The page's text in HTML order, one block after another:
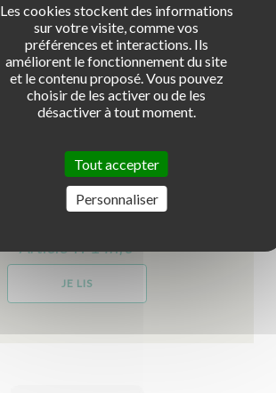
...et dans la presse !
JE LIS
Les cookies stockent des informations
sur votre visite, comme vos
préférences et interactions. Ils
améliorent le fonctionnement du site
et le contenu proposé. Vous pouvez
choisir de les activer ou de les
désactiver à tout moment.
Tout accepter
Personnaliser